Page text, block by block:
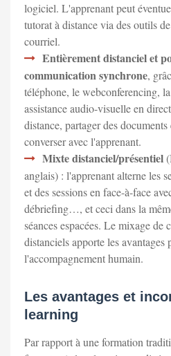
logiciel. L'apprenant peut
tutorat à distance via des outils
courriel.
Entièrement distanciel et
communication synchrone,
téléphone, le webconferencing,
assistance audio-visuelle en
distance, partager des documents
converser avec l'apprenant.
Mixte distanciel/présentiel
anglais) : l'apprenant alterne les
et des sessions en face-à-face
débriefing…, et ceci dans la
séances espacées. Le mixage de
distanciels apporte les avantages
l'accompagnement humain.
Les avantages et
learning
Par rapport à une formation